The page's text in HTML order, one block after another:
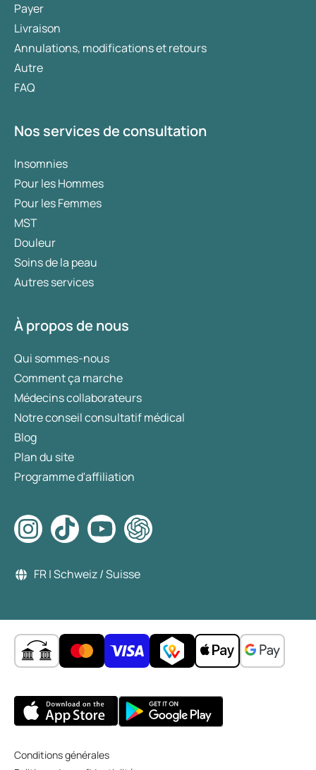
Payer
Livraison
Annulations, modifications et retours
Autre
FAQ
Nos services de consultation
Insomnies
Pour les Hommes
Pour les Femmes
MST
Douleur
Soins de la peau
Autres services
À propos de nous
Qui sommes-nous
Comment ça marche
Médecins collaborateurs
Notre conseil consultatif médical
Blog
Plan du site
Programme d'affiliation
FR | Schweiz / Suisse
Conditions générales